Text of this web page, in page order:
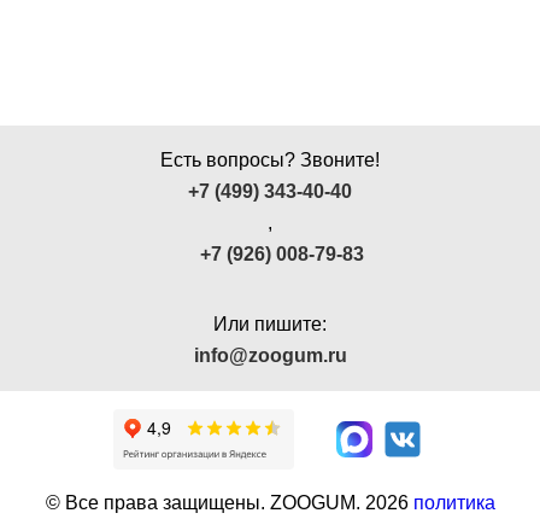
Есть вопросы? Звоните!
+7 (499) 343-40-40
,
+7 (926) 008-79-83
Или пишите:
info@zoogum.ru
© Все права защищены. ZOOGUM. 2026 политика